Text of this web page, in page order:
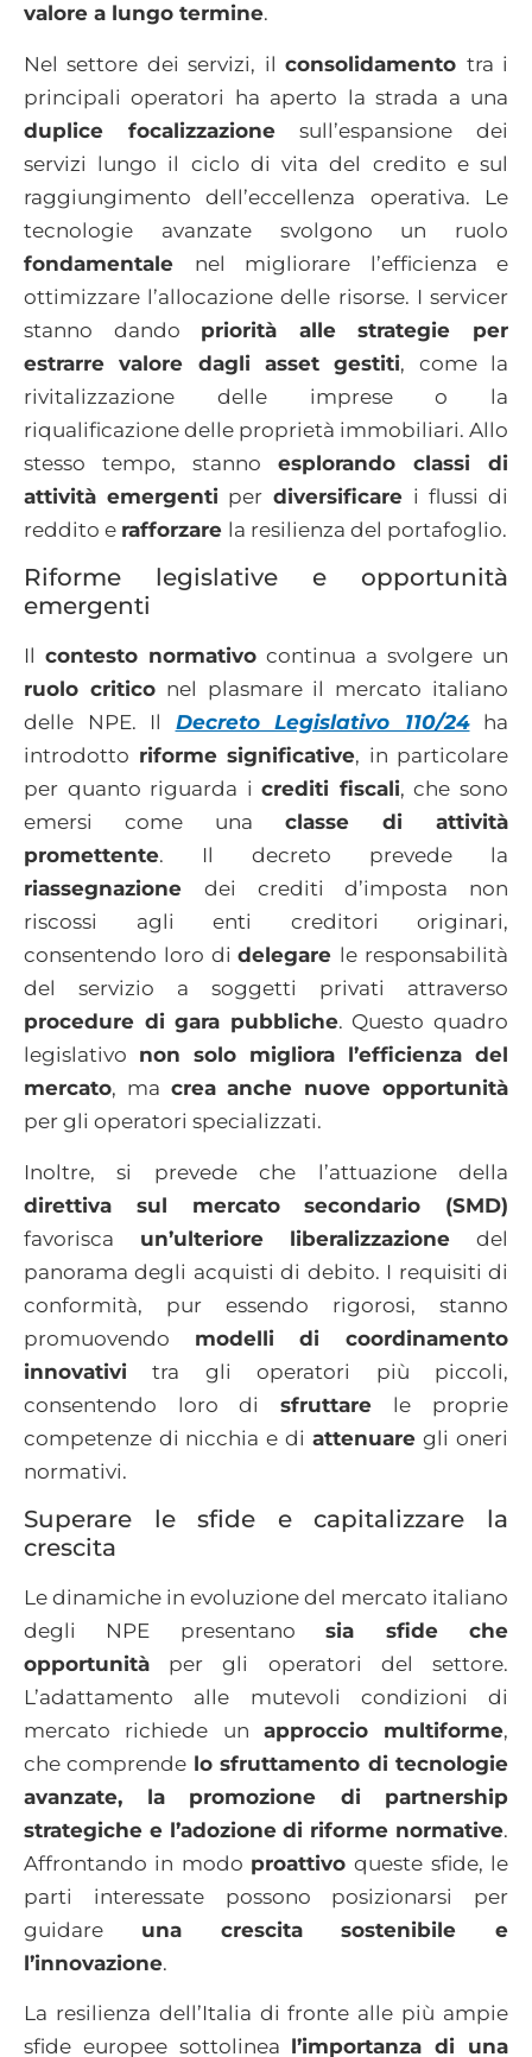
valore a lungo termine.
Nel settore dei servizi, ilconsolidamento tra i
principali operatori ha aperto la strada a una
duplice focalizzazione sull’espansione dei
servizi lungo il ciclo di vita del credito e sul
raggiungimento dell’eccellenza operativa. Le
tecnologie avanzate svolgono un ruolo
fondamentale nel migliorare l’efficienza e
ottimizzare l’allocazione delle risorse. I servicer
stanno dando priorità alle strategie per
estrarre valore dagli asset gestiti, come la
rivitalizzazione delle imprese o la
riqualificazione delle proprietà immobiliari. Allo
stesso tempo, stanno esplorando classi di
attività emergenti per diversificare i flussi di
reddito e rafforzare la resilienza del portafoglio.
Riforme legislative e opportunità
emergenti
Il contesto normativo continua a svolgere un
ruolo criticonel plasmare il mercato italiano
delle NPE. Il Decreto Legislativo 110/24ha
introdotto riforme significative, in particolare
per quanto riguarda icrediti fiscali, che sono
emersi come una classe di attività
promettente. Il decreto prevede la
riassegnazione dei crediti d’imposta non
riscossi agli enti creditori originari,
consentendo loro didelegare le responsabilità
del servizio a soggetti privati attraverso
procedure di gara pubbliche. Questo quadro
legislativo non solo migliora l’efficienza del
mercato, ma crea anche nuove opportunità
per gli operatori specializzati.
Inoltre, si prevede che l’attuazione della
direttiva sul mercato secondario (SMD)
favorisca un’ulteriore liberalizzazione del
panorama degli acquisti di debito. I requisiti di
conformità, pur essendo rigorosi, stanno
promuovendo modelli di coordinamento
innovativi tra gli operatori più piccoli,
consentendo loro di sfruttare le proprie
competenze di nicchia e di attenuaregli oneri
normativi.
Superare le sfide e capitalizzare la
crescita
Le dinamiche in evoluzione del mercato italiano
degli NPE presentanosia sfide che
opportunità per gli operatori del settore.
L’adattamento alle mutevoli condizioni di
mercato richiede un approccio multiforme,
che comprende lo sfruttamento di tecnologie
avanzate, la promozione di partnership
strategiche e l’adozione di riforme normative.
Affrontando in modo proattivoqueste sfide, le
parti interessate possono posizionarsi per
guidare una crescita sostenibile e
l’innovazione.
La resilienza dell’Italia di fronte alle più ampie
sfide europee sottolinea l’importanza di una